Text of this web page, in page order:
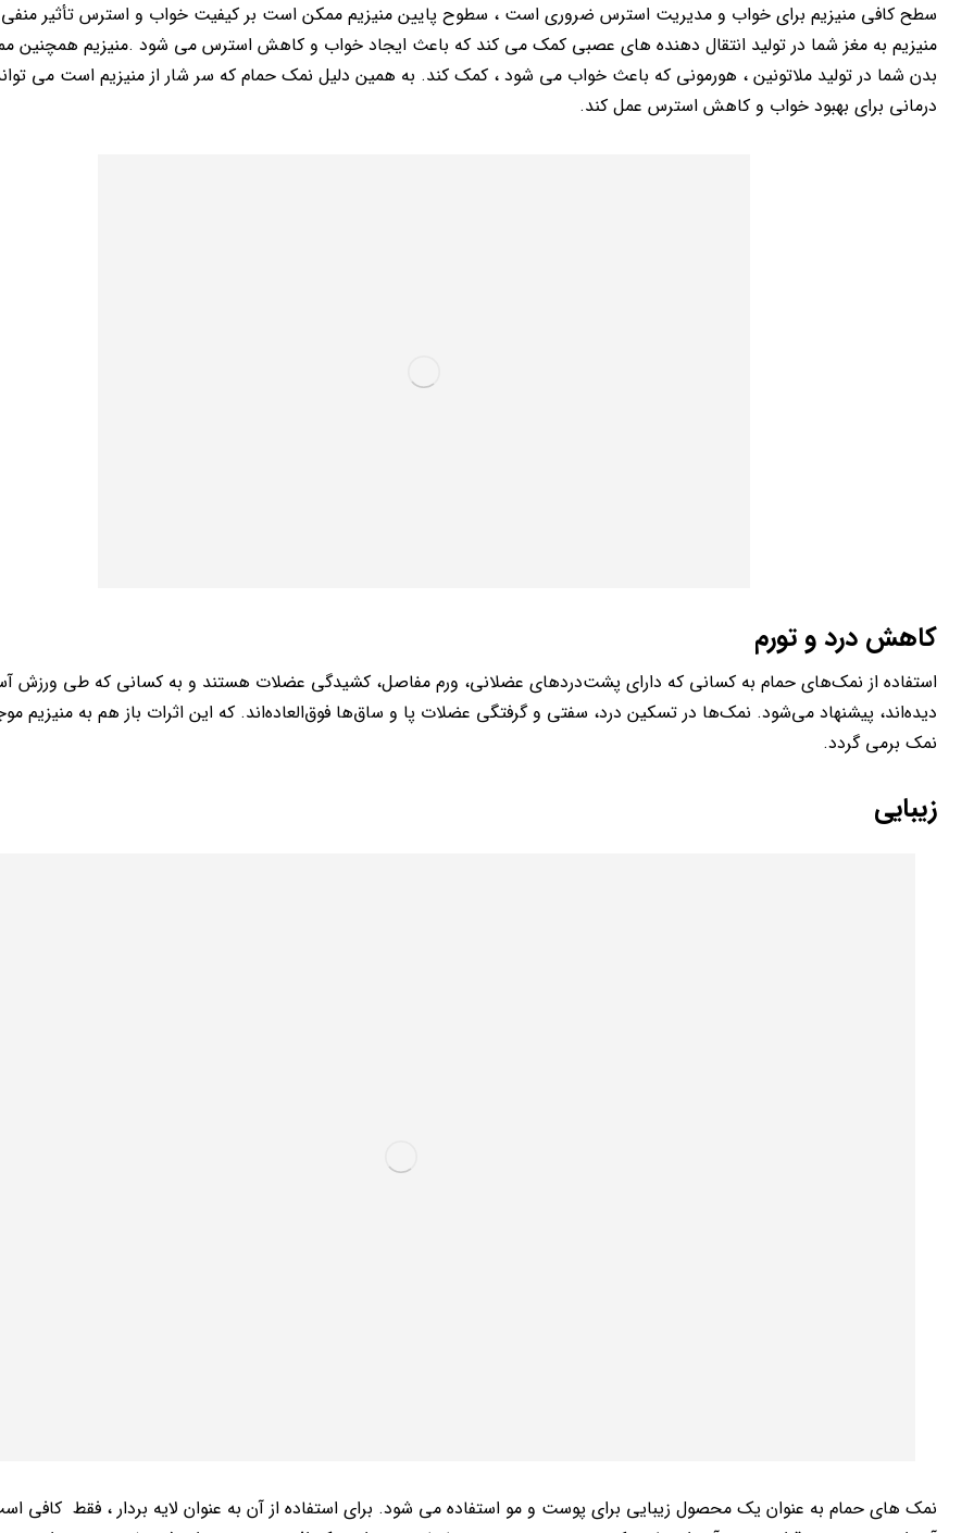
سطح کافی منیزیم برای خواب و مدیریت استرس ضروری است ، سطوح پایین منیزیم ممکن است بر کیفیت خواب و استرس تأثیر منفی
منیزیم به مغز شما در تولید انتقال دهنده های عصبی کمک می کند که باعث ایجاد خواب و کاهش استرس می شود .منیزیم همچنین
بدن شما در تولید ملاتونین ، هورمونی که باعث خواب می شود ، کمک کند. به همین دلیل نمک حمام که سر شار از منیزیم است می
درمانی برای بهبود خواب و کاهش استرس عمل کند.
کاهش درد و تورم
استفاده از نمک‌های حمام به کسانی که دارای پشت‌دردهای عضلانی، ورم مفاصل، کشیدگی عضلات هستند و به کسانی که طی ورزش
دیده‌اند، پیشنهاد می‌شود. نمک‌ها در تسکین درد، سفتی و گرفتگی عضلات پا و ساق‌ها فوق‌العاده‌اند. که این اثرات باز هم به منیزیم
نمک برمی گردد.
زیبایی
نمک های حمام به عنوان یک محصول زیبایی برای پوست و مو استفاده می شود. برای استفاده از آن به عنوان لایه بردار ، فقط کافی